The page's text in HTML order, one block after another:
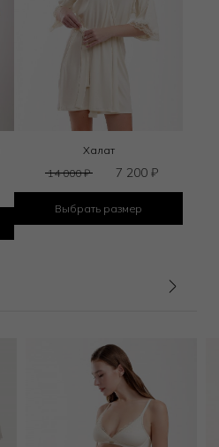
Халат
14 000₽ 7 200₽
Выбрать размер